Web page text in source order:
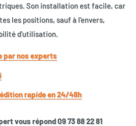
Son installation est facile, car
les positions, sauf à l'envers,
d'utilisation.
par nos experts
rapide en 24/48h
vous répond 09 73 88 22 81